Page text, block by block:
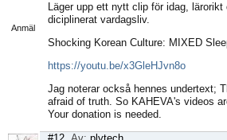
Anmäl
Läger upp ett nytt clip för idag,
diciplinerat vardagsliv.
Shocking Korean Culture: MIXED
https://youtu.be/x3GleHJvn8o
Jag noterar också hennes undertext;
afraid of truth. So KAHEVA's videos
Your donation is needed.